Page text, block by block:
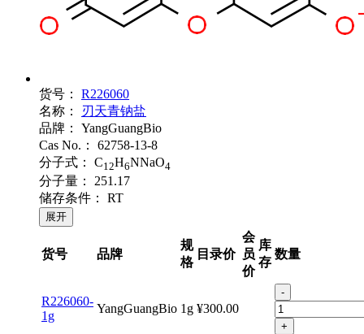
货号：
R226060
名称：
刃天青钠盐
品牌：
YangGuangBio
Cas No.：
62758-13-8
分子式：
C12H6NNaO4
分子量：
251.17
储存条件：
RT
展开
货号 品牌
规
格
目录价
会
员
价
库
存
数量
R226060-
1g
YangGuangBio 1g ¥300.00
-
+